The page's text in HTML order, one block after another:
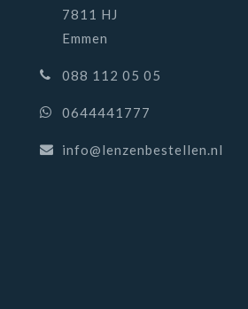
7811 HJ
Emmen
088 112 05 05
0644441777
info@lenzenbestellen.nl